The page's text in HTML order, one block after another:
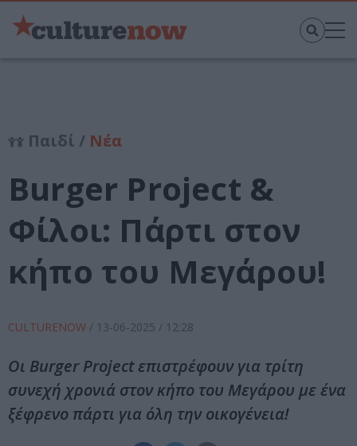
Παιδί / Νέα
Burger Project &
Φίλοι: Πάρτι στον
κήπο του Μεγάρου!
CULTURENOW / 13-06-2025 / 12:28
Οι Burger Project επιστρέφουν για τρίτη
συνεχή χρονιά στον κήπο του Μεγάρου με ένα
ξέφρενο πάρτι για όλη την οικογένεια!